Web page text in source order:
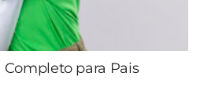
Completo para Pais